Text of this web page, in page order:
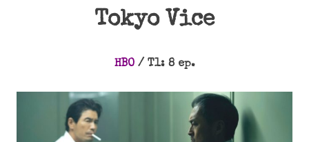
Tokyo Vice
HBO/ T1: 8 ep.